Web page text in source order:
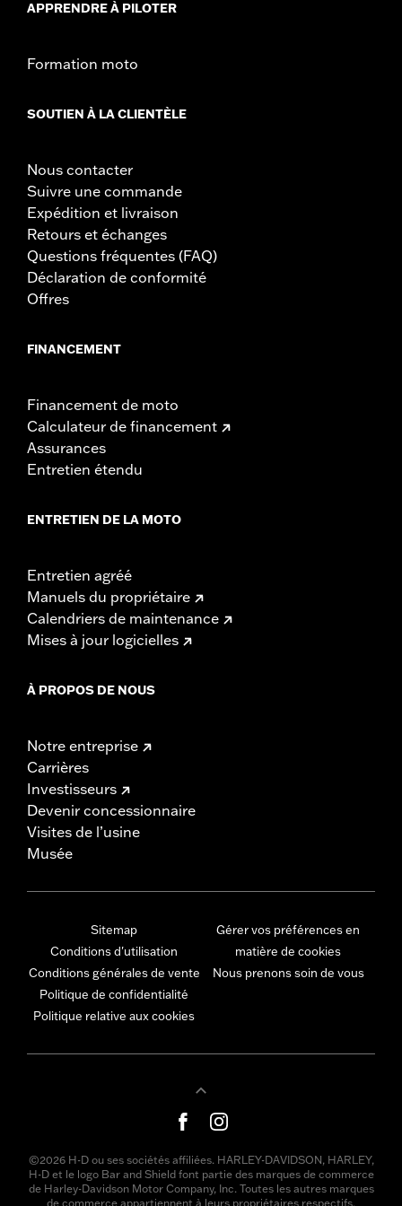
APPRENDRE À PILOTER
Formation moto
SOUTIEN À LA CLIENTÈLE
Nous contacter
Suivre une commande
Expédition et livraison
Retours et échanges
Questions fréquentes (FAQ)
Déclaration de conformité
Offres
FINANCEMENT
Financement de moto
Calculateur de financement
Assurances
Entretien étendu
ENTRETIEN DE LA MOTO
Entretien agréé
Manuels du propriétaire
Calendriers de maintenance
Mises à jour logicielles
À PROPOS DE NOUS
Notre entreprise
Carrières
Investisseurs
Devenir concessionnaire
Visites de l’usine
Musée
Sitemap
Conditions d'utilisation
Conditions générales de vente
Politique de confidentialité
Politique relative aux cookies
Gérer vos préférences en
matière de cookies
Nous prenons soin de vous
©2026 H-D ou ses sociétés affiliées. HARLEY-DAVIDSON, HARLEY,
H-D et le logo Bar and Shield font partie des marques de commerce
de Harley-Davidson Motor Company, Inc. Toutes les autres marques
de commerce appartiennent à leurs propriétaires respectifs.